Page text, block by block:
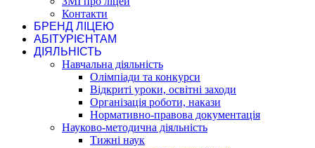
Контакти
БРЕНД ЛІЦЕЮ
АБІТУРІЄНТАМ
ДІЯЛЬНІСТЬ
Навчальна діяльність
Олімпіади та конкурси
Відкриті уроки, освітні заходи
Організація роботи, накази
Нормативно-правова документація
Науково-методична діяльність
Тижні наук